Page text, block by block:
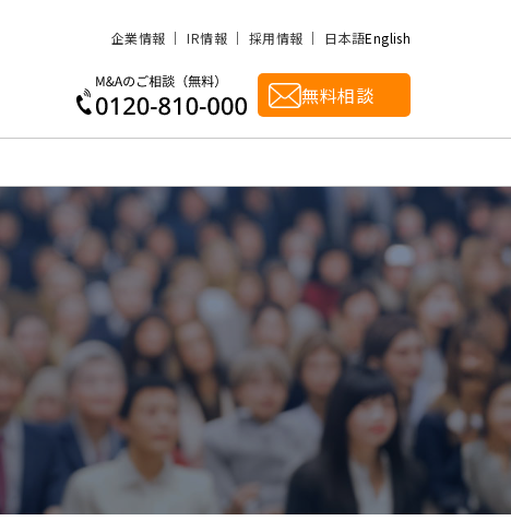
企業情報 IR情報 採用情報 日本語English
無料相談